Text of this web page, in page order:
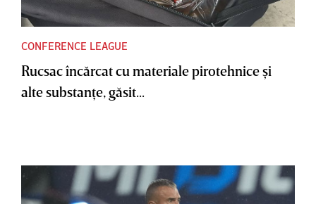
CONFERENCE LEAGUE
Rucsac încărcat cu materiale pirotehnice şi
alte substanţe, găsit...